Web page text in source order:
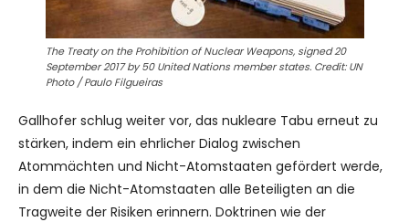
The Treaty on the Prohibition of Nuclear Weapons, signed 20
September 2017 by 50 United Nations member states. Credit: UN
Photo / Paulo Filgueiras
Gallhofer schlug weiter vor, das nukleare Tabu erneut zu
stärken, indem ein ehrlicher Dialog zwischen
Atommächten und Nicht-Atomstaaten gefördert werde,
in dem die Nicht-Atomstaaten alle Beteiligten an die
Tragweite der Risiken erinnern. Doktrinen wie der